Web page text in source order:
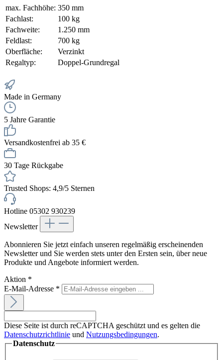
max. Fachhöhe: 350 mm
Fachlast:
100 kg
Fachweite:
1.250 mm
Feldlast:
700 kg
Oberfläche:
Verzinkt
Regaltyp:
Doppel-Grundregal
Made in Germany
5 Jahre Garantie
Versandkostenfrei ab 35 €
30 Tage Rückgabe
Trusted Shops: 4,9/5 Sternen
Hotline 05302 930239
Newsletter
Abonnieren Sie jetzt einfach unseren regelmäßig erscheinenden
Newsletter und Sie werden stets unter den Ersten sein, über neue
Produkte und Angebote informiert werden.
Aktion *
E-Mail-Adresse *
Diese Seite ist durch reCAPTCHA geschützt und es gelten die
Datenschutzrichtlinie und Nutzungsbedingungen.
Datenschutz